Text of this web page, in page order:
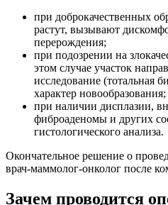
при доброкачественных
растут, вызывают
перерождения;
при подозрении на
этом случае участок
исследование (тотальная
характер новообразования;
при наличии дисплазии,
фиброаденомы и других
гистологического анализа.
Окончательное решение о
врач-маммолог-онколог после
Зачем проводится